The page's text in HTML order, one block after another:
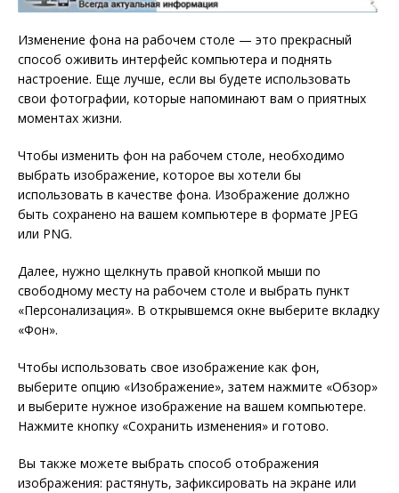
Изменение фона на рабочем столе — это прекрасный
способ оживить интерфейс компьютера и поднять
настроение. Еще лучше, если вы будете использовать
свои фотографии, которые напоминают вам о приятных
моментах жизни.
Чтобы изменить фон на рабочем столе, необходимо
выбрать изображение, которое вы хотели бы
использовать в качестве фона. Изображение должно
быть сохранено на вашем компьютере в формате JPEG
или PNG.
Далее, нужно щелкнуть правой кнопкой мыши по
свободному месту на рабочем столе и выбрать пункт
«Персонализация». В открывшемся окне выберите вкладку
«Фон».
Чтобы использовать свое изображение как фон,
выберите опцию «Изображение», затем нажмите «Обзор»
и выберите нужное изображение на вашем компьютере.
Нажмите кнопку «Сохранить изменения» и готово.
Вы также можете выбрать способ отображения
изображения: растянуть, зафиксировать на экране или